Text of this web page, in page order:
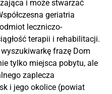
i może stwarzać
geriatria
leczniczo-
terapii i rehabilitacji.
frazę Dom
tylko miejsca pobytu, ale
zaplecza
i jego okolice (powiat